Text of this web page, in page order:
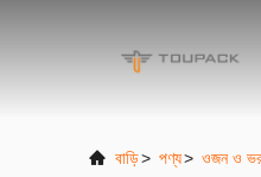
বাড়ি> পণ্য> ওজন ও